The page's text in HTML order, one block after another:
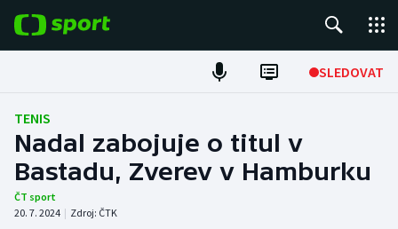
SLEDOVAT
Fotbal
Hokej
Tenis
TENIS
Nadal zabojuje o titul v
Bastadu, Zverev v Hamburku
ČT sport
20. 7. 2024 | Zdroj: ČTK